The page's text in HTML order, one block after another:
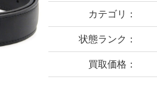
カテゴリ：
状態ランク：
買取価格：